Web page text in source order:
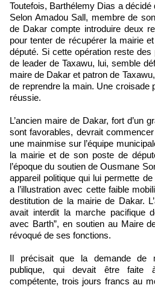
Toutefois, Barthélemy Dias a
Selon Amadou Sall, membre de
de Dakar compte introduire deux
pour tenter de récupérer la mairie
député. Si cette opération reste
de leader de Taxawu, lui, semble
maire de Dakar et patron de
de reprendre la main. Une croisade
réussie.
L’ancien maire de Dakar, fort d’un
sont favorables, devrait
une mainmise sur l’équipe
la mairie et de son poste de
l’époque du soutien de Ousmane
appareil politique qui lui permette
a l’illustration avec cette faible
destitution de la mairie de Dakar.
avait interdit la marche pacifique
avec Barth”, en soutien au Maire
révoqué de ses fonctions.
Il précisait que la demande de
publique, qui devait être faite
compétente, trois jours francs au